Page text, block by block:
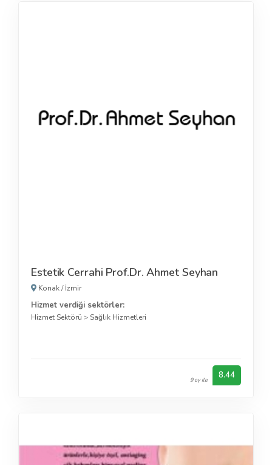
Estetik Cerrahi Prof.Dr. Ahmet Seyhan
Konak/İzmir
Hizmet verdiği sektörler:
Hizmet Sektörü > Sağlık Hizmetleri
9 oy ile 8.44